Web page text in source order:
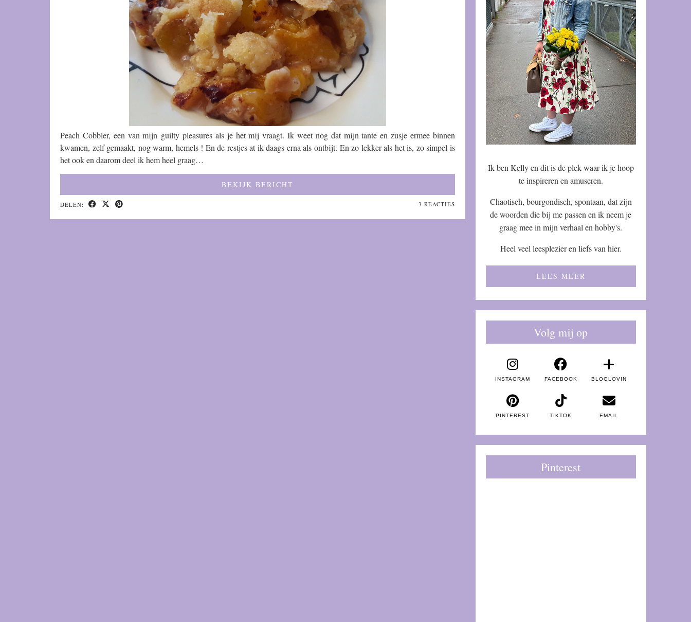
Peach Cobbler, een van mijn guilty pleasures als je het mij vraagt. Ik weet nog dat mijn tante en zusje ermee binnen
kwamen, zelf gemaakt, nog warm, hemels ! En de restjes at ik daags erna als ontbijt. En zo lekker als het is, zo simpel is
het ook en daarom deel ik hem heel graag…
BEKIJK BERICHT
DELEN: 3 REACTIES
Ik ben Kelly en dit is de plek waar ik je hoop
te inspireren en amuseren.
Chaotisch, bourgondisch, spontaan, dat zijn
de woorden die bij me passen en ik neem je
graag mee in mijn verhaal en hobby's.
Heel veel leesplezier en liefs van hier.
LEES MEER
Volg mij op
INSTAGRAM FACEBOOK BLOGLOVIN
PINTEREST TIKTOK EMAIL
Pinterest